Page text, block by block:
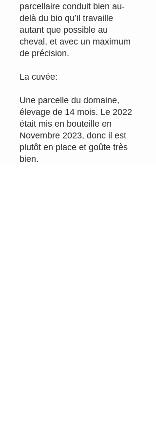
parcellaire conduit bien au-
delà du bio qu’il travaille
autant que possible au
cheval, et avec un maximum
de précision.
La cuvée:
Une parcelle du domaine,
élevage de 14 mois. Le 2022
était mis en bouteille en
Novembre 2023, donc il est
plutôt en place et goûte très
bien.